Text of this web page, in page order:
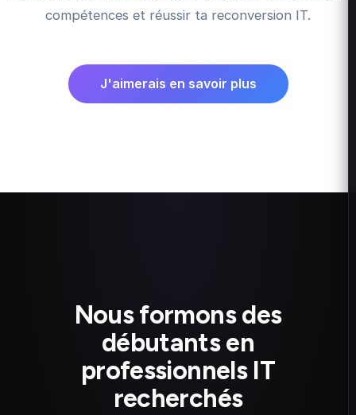
compétences et réussir ta reconversion IT.
J'aimerais en savoir plus
Nous formons des
débutants en
professionnels IT
recherchés